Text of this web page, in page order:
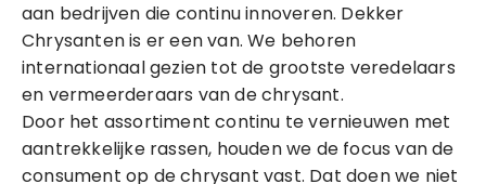
aan bedrijven die continu innoveren. Dekker
Chrysanten is er een van. We behoren
internationaal gezien tot de grootste veredelaars
en vermeerderaars van de chrysant.
Door het assortiment continu te vernieuwen met
aantrekkelijke rassen, houden we de focus van de
consument op de chrysant vast. Dat doen we niet